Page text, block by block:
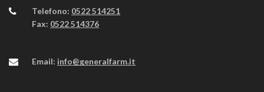
Telefono: 0522 514251
Fax: 0522 514376
Email: info@generalfarm.it